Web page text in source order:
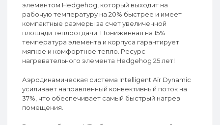
элементом Hedgehog, который выходит на
рабочую температуру на 20% быстрее и имеет
компактные размеры за счет увеличенной
площади теплоотдачи. Пониженная на 15%
температура элемента и корпуса гарантирует
мягкое и комфортное тепло. Ресурс
нагревательного элемента Hedgehog 25 лет!
Аэродинамическая система Intelligent Air Dynamic
усиливает направленный конвективный поток на
37%, что обеспечивает самый быстрый нагрев
помещения.